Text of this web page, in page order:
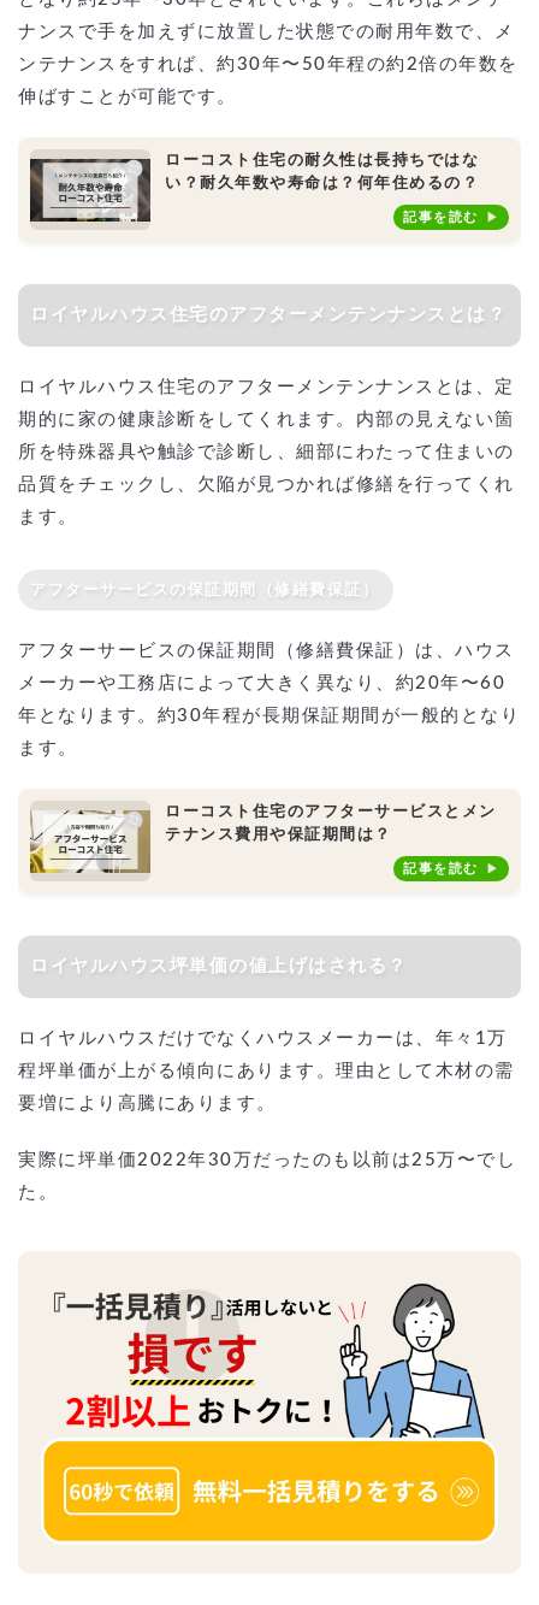
ナンスで手を加えずに放置した状態での耐用年数で、メ
ンテナンスをすれば、約30年〜50年程の約2倍の年数を
伸ばすことが可能です。
ローコスト住宅の耐久性は長持ちではな
い？耐久年数や寿命は？何年住めるの？
記事を読む
ロイヤルハウス住宅のアフターメンテンナンスとは？
ロイヤルハウス住宅のアフターメンテンナンスとは、定
期的に家の健康診断をしてくれます。内部の見えない箇
所を特殊器具や触診で診断し、細部にわたって住まいの
品質をチェックし、欠陥が見つかれば修繕を行ってくれ
ます。
アフターサービスの保証期間（修繕費保証）
アフターサービスの保証期間（修繕費保証）は、ハウス
メーカーや工務店によって大きく異なり、約20年〜60
年となります。約30年程が長期保証期間が一般的となり
ます。
ローコスト住宅のアフターサービスとメン
テナンス費用や保証期間は？
記事を読む
ロイヤルハウス坪単価の値上げはされる？
ロイヤルハウスだけでなくハウスメーカーは、年々1万
程坪単価が上がる傾向にあります。理由として木材の需
要増により高騰にあります。
実際に坪単価2022年30万だったのも以前は25万〜でし
た。